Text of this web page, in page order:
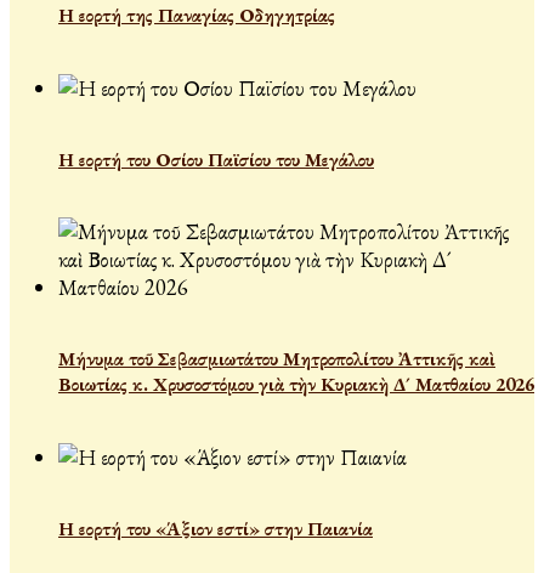
Η εορτή της Παναγίας Οδηγητρίας
Η εορτή του Οσίου Παϊσίου του Μεγάλου
Μήνυμα τοῦ Σεβασμιωτάτου Μητροπολίτου Ἀττικῆς καὶ
Βοιωτίας κ. Χρυσοστόμου γιὰ τὴν Κυριακὴ Δ´ Ματθαίου 2026
Η εορτή του «Άξιον εστί» στην Παιανία